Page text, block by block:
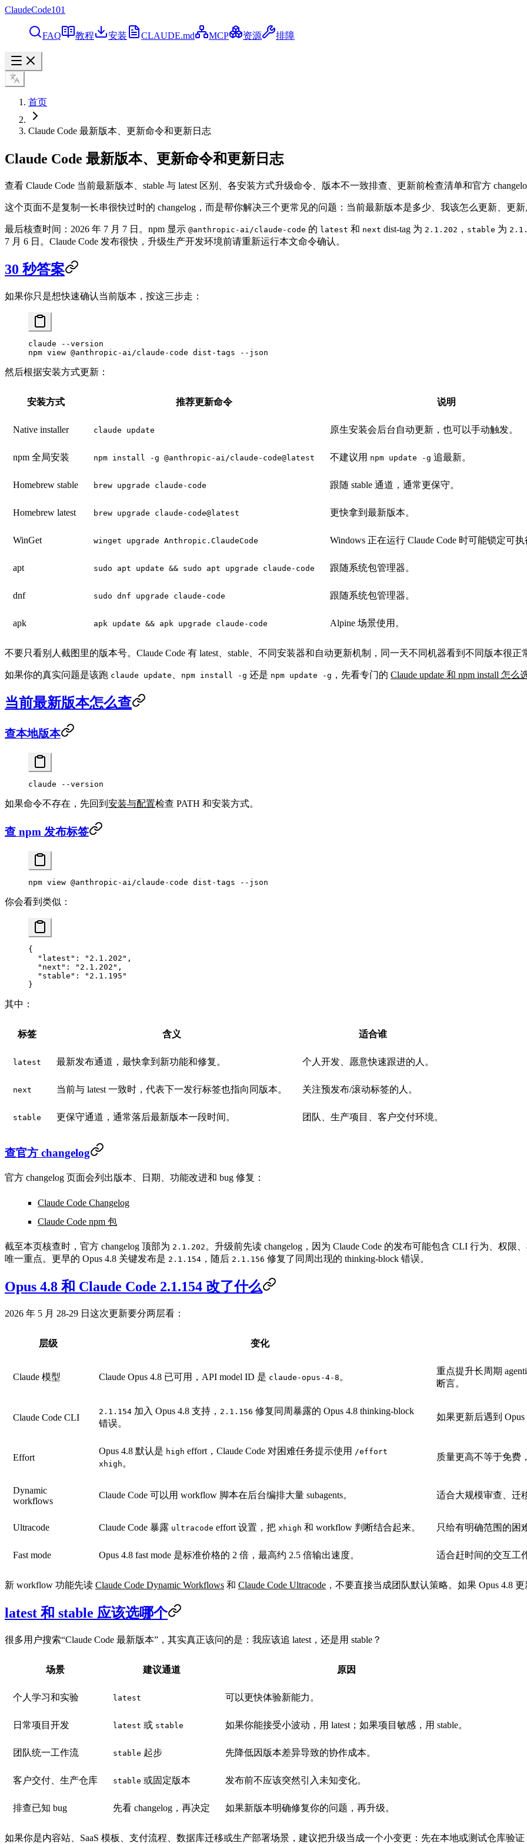
ClaudeCode101
FAQ 教程 安装 CLAUDE.md MCP 资源 排障
首页
Claude Code 最新版本、更新命令和更新日志
Claude Code 最新版本、更新命令和更新日志
查看 Claude Code 当前最新版本、stable 与 latest 区别、各安装方式升级命令、版本不一致排查、更新前检查清单和官方
这个页面不是复制一长串很快过时的 changelog，而是帮你解决三个更常见的问题： 当前最新版本是多少、我该怎么更新、更
最后核查时间：2026 年 7 月 7 日。npm 显示 @anthropic-ai/claude-code 的 latest 和 next dist-tag 为 2.1.202 ， stable 为
7 月 6 日。Claude Code 发布很快，升级生产开发环境前请重新运行本文命令确认。
30 秒答案
如果你只是想快速确认当前版本，按这三步走：
claude --version
npm view @anthropic-ai/claude-code dist-tags --json
然后根据安装方式更新：
安装方式 推荐更新命令 说明
Native installer claude update 原生安装会后台自动更新，也可以手动触发。
npm 全局安装 npm install -g @anthropic-ai/claude-code@latest 不建议用 npm update -g 追最新。
Homebrew stable brew upgrade claude-code 跟随 stable 通道，通常更保守。
Homebrew latest brew upgrade claude-code@latest 更快拿到最新版本。
WinGet winget upgrade Anthropic.ClaudeCode Windows 正在运行 Claude Code 时可能锁定可执
apt sudo apt update && sudo apt upgrade claude-code 跟随系统包管理器。
dnf sudo dnf upgrade claude-code 跟随系统包管理器。
apk apk update && apk upgrade claude-code Alpine 场景使用。
不要只看别人截图里的版本号。Claude Code 有 latest、stable、不同安装器和自动更新机制，同一天不同机器看到不同版本很正
如果你的真实问题是该跑 claude update npm install -g 还是 npm update -g ，先看专门的 Claude update 和 npm install 怎么
当前最新版本怎么查
查本地版本
claude --version
如果命令不存在，先回到 安装与配置检查 PATH 和安装方式。
查 npm 发布标签
npm view @anthropic-ai/claude-code dist-tags --json
你会看到类似：
{
  "latest"
: "2.1.202" ,
  "next"
: "2.1.202" ,
  "stable"
:
"2.1.195"
}
其中：
标签 含义 适合谁
latest 最新发布通道，最快拿到新功能和修复。 个人开发、愿意快速跟进的人。
next 当前与 latest 一致时，代表下一发行标签也指向同版本。 关注预发布/滚动标签的人。
stable 更保守通道，通常落后最新版本一段时间。 团队、生产项目、客户交付环境。
查官方 changelog
官方 changelog 页面会列出版本、日期、功能改进和 bug 修复：
Claude Code Changelog
Claude Code npm 包
截至本页核查时，官方 changelog 顶部为 2.1.202 。升级前先读 changelog，因为 Claude Code 的发布可能包含 CLI 行为、权
唯一重点。更早的 Opus 4.8 关键发布是 2.1.154 ，随后 2.1.156 修复了同周出现的 thinking-block 错误。
Opus 4.8 和 Claude Code 2.1.154 改了什么
2026 年 5 月 28-29 日这次更新要分两层看：
层级 变化
Claude 模型 Claude Opus 4.8 已可用，API model ID 是 claude-opus-4-8 。
重点提升长周期
断言。
Claude Code CLI
2.1.154 加入 Opus 4.8 支持， 2.1.156 修复同周暴露的 Opus 4.8 thinking-block
错误。
如果更新后遇到
Effort
Opus 4.8 默认是 high effort，Claude Code 对困难任务提示使用 /effort
xhigh 。
质量更高不等于免费
Dynamic
workflows
Claude Code 可以用 workflow 脚本在后台编排大量 subagents。 适合大规模审查、迁
Ultracode Claude Code 暴露 ultracode effort 设置，把 xhigh 和 workflow 判断结合起来。 只给有明确范围的困
Fast mode Opus 4.8 fast mode 是标准价格的 2 倍，最高约 2.5 倍输出速度。 适合赶时间的交互工
新 workflow 功能先读 Claude Code Dynamic Workflows 和 Claude Code Ultracode ，不要直接当成团队默认策略。如果 Opus 4.8
latest 和 stable 应该选哪个
很多用户搜索“Claude Code 最新版本”，其实真正该问的是： 我应该追 latest，还是用 stable？
场景 建议通道 原因
个人学习和实验 latest 可以更快体验新能力。
日常项目开发 latest 或 stable 如果你能接受小波动，用 latest；如果项目敏感，用 stable。
团队统一工作流 stable 起步 先降低因版本差异导致的协作成本。
客户交付、生产仓库 stable 或固定版本 发布前不应该突然引入未知变化。
排查已知 bug 先看 changelog，再决定 如果新版本明确修复你的问题，再升级。
如果你是内容站、SaaS 模板、支付流程、数据库迁移或生产部署场景，建议把升级当成一个小变更：先在本地或测试仓库验证